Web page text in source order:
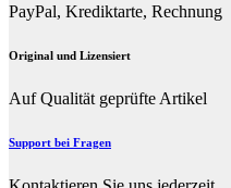
PayPal, Krediktarte, Rechnung
Original und Lizensiert
Auf Qualität geprüfte Artikel
Support bei Fragen